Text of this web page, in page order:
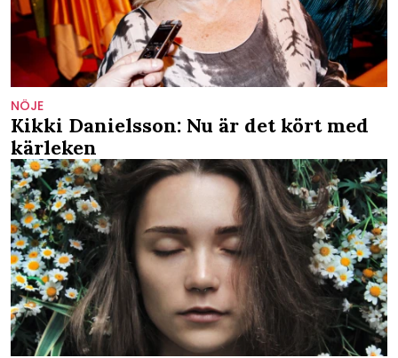
NÖJE
Kikki Danielsson: Nu är det kört med
kärleken